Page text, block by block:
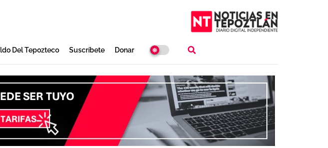
Del Tepozteco Suscríbete Donar